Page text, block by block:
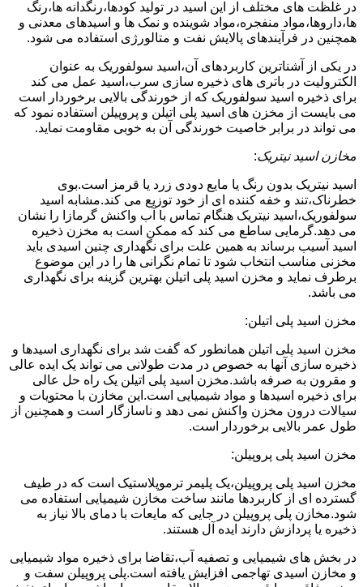
در غلظت های مختلف از این اسید در تولید کودها،رنگدانه ها،رنگ
ها،داروها،مواد منفجره،مواد شوینده و نمک ها و اسیدهای معدنی و
همچنین در فرآیندهای پالایش نفت و متالورژی استفاده می شود.
در یکی از آشناترین کاربردهای آن،اسید سولفوریک به عنوان
الکترولیت در باتری های ذخیره سازی سرب،اسید عمل می کند
برای ذخیره اسید سولفوریک که از خورندگی بالایی برخوردار است
می بایست از مخزن های اسید پلی اتیلن و پروپیلن استفاده نمود که
می تواند در برابر خاصیت خورندگی آن به خوبی مقاومت نماید.
مخازن اسید نیتریک:
اسید نیتریک بدون رنگ یا مایع دودی زرد یا قرمز است.بوی
خطرناک،تند و خفه کننده ای از خود توزیع می کند.مشابه اسید
سولفوریک،اسید نیتریک هنگام تماس با آب واکنش گرمازا را نشان
می دهد.گرمایی ساطع می کند که ممکن است به مخزن ذخیره
اسید آسیب برساند به همین علت برای نگهداری چنین اسیدی باید
مخزنی مناسب انتخاب شود تا تمام نگرانی ها را در این موضوع
برطرف نماید و مخزن اسید پلی اتیلن بهترین گزینه برای نگهداری
می باشد.
مخزن اسید پلی اتیلن:
مخزن اسید پلی اتیلن همانطور که گفت شد برای نگهداری اسیدها و
ذخیره سازی آنها به خصوص در مدت طولانی می تواند یک ایده عالی
و مقرون به صرفه باشد.مخزن اسید پلی اتیلن یک راه حل عالی
برای ذخیره اسیدها و مواد شیمیایی است.این مخازن با محتویات و
سیالات درون مخزن واکنش نمی دهد و ناسازگار است و همچنین از
طول عمر بالایی برخوردار است.
مخزن اسید پلی پروپیلن:
مخزن اسید پلی پروپیلن،یک پلیمر ترموپلاستیک است که در طیف
گسترده ای از کاربردها مانند ساخت مخازن شیمیایی استفاده می
شود.مخازن پلی پروپیلن در جایی که مایعات با دمای بالا نیاز به
ذخیره یا پردازش دارند ایده آل هستند.
در بخش های شیمیایی و تصفیه آب،تقاضا برای ذخیره مواد شیمیایی
و مخازن اسیدی تهاجمی افزایش یافته است.پلی پروپیلن سفت و